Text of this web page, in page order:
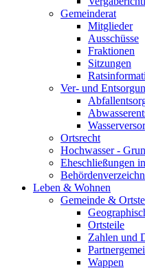
Gemeinderat
Mitglieder
Ausschüsse
Fraktionen
Sitzungen
Ver- und
Ortsrecht
Hochwasser -
Eheschließungen
Leben & Wohnen
Gemeinde &
Ortsteile
Zahlen und
Wappen